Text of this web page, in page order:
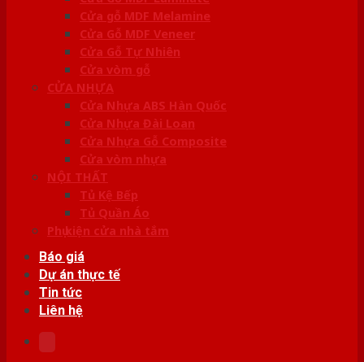
Cửa gỗ MDF Melamine
Cửa Gỗ MDF Veneer
Cửa Gỗ Tự Nhiên
Cửa vòm gỗ
CỬA NHỰA
Cửa Nhựa ABS Hàn Quốc
Cửa Nhựa Đài Loan
Cửa Nhựa Gỗ Composite
Cửa vòm nhựa
NỘI THẤT
Tủ Kệ Bếp
Tủ Quần Áo
Phụ kiện cửa nhà tắm
Báo giá
Dự án thực tế
Tin tức
Liên hệ